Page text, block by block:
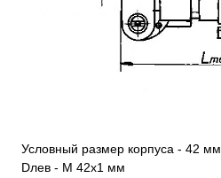
Условный размер корпуса - 42 мм
Dлев - М 42х1 мм